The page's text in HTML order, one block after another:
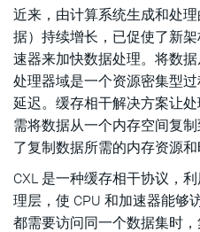
近来，由计算系统生成和处
据）持续增长，已促使了新
速器来加快数据处理。将数
处理器域是一个资源密集型
延迟。缓存相干解决方案让
需将数据从一个内存空间复
了复制数据所需的内存资源和
CXL 是一种缓存相干协议，
理层，使 CPU 和加速器能够
都需要访问同一个数据集时